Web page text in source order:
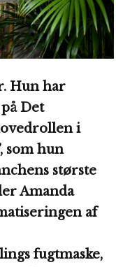
Hun har
Det
i
som hun
største
Amanda
af
fugtmaske,